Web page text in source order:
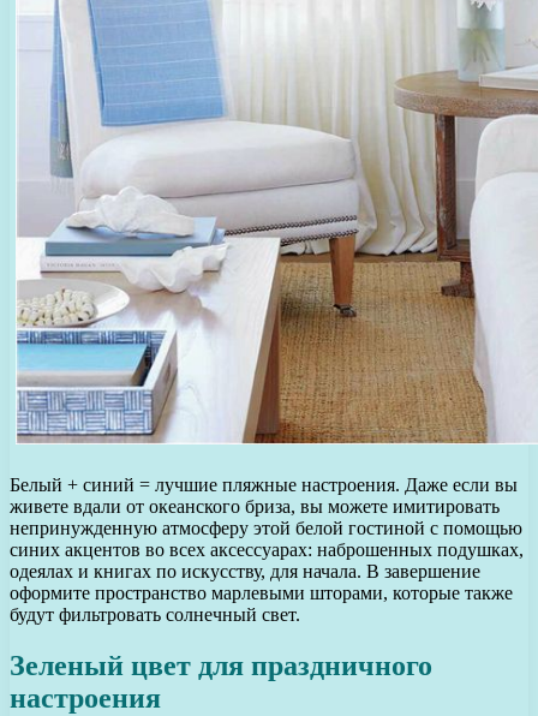
Белый + синий = лучшие пляжные настроения. Даже если вы
живете вдали от океанского бриза, вы можете имитировать
непринужденную атмосферу этой белой гостиной с помощью
синих акцентов во всех аксессуарах: наброшенных подушках,
одеялах и книгах по искусству, для начала. В завершение
оформите пространство марлевыми шторами, которые также
будут фильтровать солнечный свет.
Зеленый цвет для праздничного
настроения